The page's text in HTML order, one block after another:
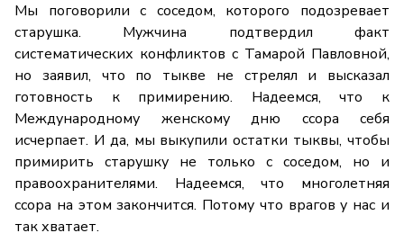
Мы поговорили с соседом, которого подозревает
старушка. Мужчина подтвердил факт
систематических конфликтов с Тамарой Павловной,
но заявил, что по тыкве не стрелял и высказал
готовность к примирению. Надеемся, что к
Международному женскому дню ссора себя
исчерпает. И да, мы выкупили остатки тыквы, чтобы
примирить старушку не только с соседом, но и
правоохранителями. Надеемся, что многолетняя
ссора на этом закончится. Потому что врагов у нас и
так хватает.